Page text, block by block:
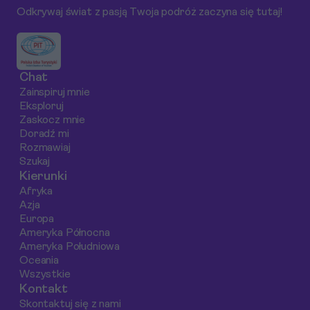
architektury, tradycji oraz
zachwyca każdego swojego
gościa.
najlepszych miejsc do
Odkrywaj świat z pasją Twoja podróż zaczyna się tutaj!
Chat
Zainspiruj mnie
Eksploruj
Zaskocz mnie
Doradź mi
Rozmawiaj
Szukaj
Kierunki
Afryka
Azja
Europa
Ameryka Północna
Ameryka Południowa
Oceania
Wszystkie
Kontakt
Skontaktuj się z nami